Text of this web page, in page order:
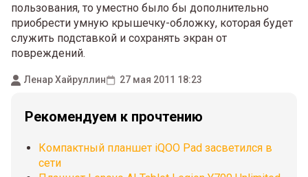
пользования, то уместно было бы дополнительно
приобрести умную крышечку-обложку, которая будет
служить подставкой и сохранять экран от
повреждений.
Ленар Хайруллин 27 мая 2011 18:23
Рекомендуем к прочтению
Компактный планшет iQOO Pad засветился в
сети